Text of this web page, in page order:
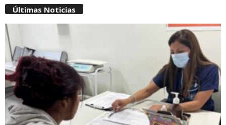
Últimas Noticias